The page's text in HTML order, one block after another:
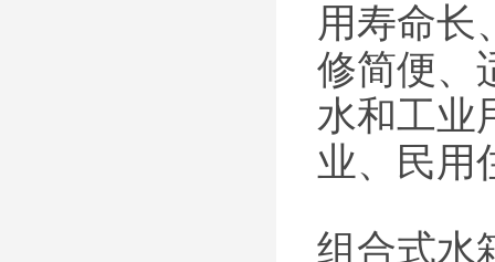
用寿命长
修简便、
水和工业
业、民用
组合式水